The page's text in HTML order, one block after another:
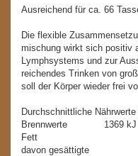
Ausreichend für ca. 66
Die flexible
mischung wirkt sich positiv
Lymphsystems und zur
reichendes Trinken von
soll der Körper wieder frei
Durchschnittliche
Brennwerte 1369 kJ
Fett
davon gesättigte